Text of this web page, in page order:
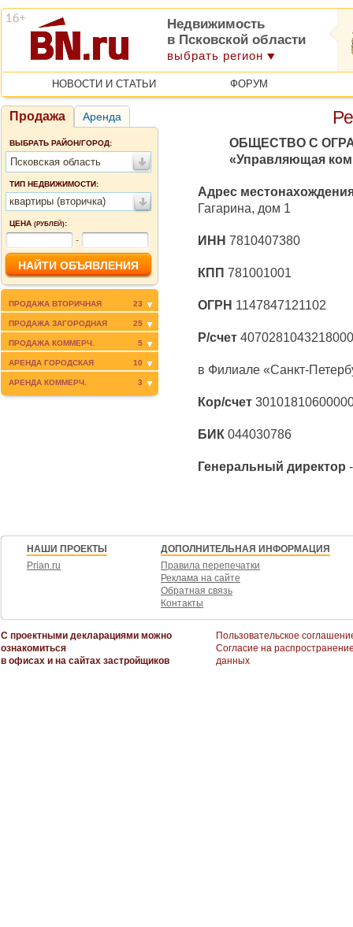
Недвижимость
в Псковской области
выбрать регион
НОВОСТИ И СТАТЬИ ФОРУМ
Продажа Аренда
ВЫБРАТЬ РАЙОН/ГОРОД:
Псковская область
ТИП НЕДВИЖИМОСТИ:
квартиры (вторичка)
ЦЕНА (РУБЛЕЙ):
-
ПРОДАЖА ВТОРИЧНАЯ 23
ПРОДАЖА ЗАГОРОДНАЯ 25
ПРОДАЖА КОММЕРЧ. 5
АРЕНДА ГОРОДСКАЯ 10
АРЕНДА КОММЕРЧ. 3
ОБЩЕСТВО С
«Управляющая
Адрес
Гагарина, дом 1
ИНН 7810407380
КПП 781001001
ОГРН 1147847121102
Р/счет
в Филиале «Санкт-
Кор/счет
БИК 044030786
Генеральный директор
НАШИ ПРОЕКТЫ
Prian.ru
ДОПОЛНИТЕЛЬНАЯ ИНФОРМАЦИЯ
Правила перепечатки
Реклама на сайте
Обратная связь
Контакты
С проектными декларациями можно
ознакомиться
в офисах и на сайтах застройщиков
Пользовательское
Согласие на
данных